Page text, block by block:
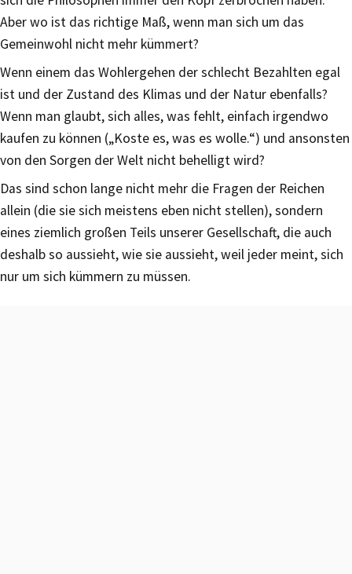
Aber wo ist das richtige Maß, wenn man sich um das
Gemeinwohl nicht mehr kümmert?
Wenn einem das Wohlergehen der schlecht Bezahlten egal
ist und der Zustand des Klimas und der Natur ebenfalls?
Wenn man glaubt, sich alles, was fehlt, einfach irgendwo
kaufen zu können („Koste es, was es wolle.“) und ansonsten
von den Sorgen der Welt nicht behelligt wird?
Das sind schon lange nicht mehr die Fragen der Reichen
allein (die sie sich meistens eben nicht stellen), sondern
eines ziemlich großen Teils unserer Gesellschaft, die auch
deshalb so aussieht, wie sie aussieht, weil jeder meint, sich
nur um sich kümmern zu müssen.